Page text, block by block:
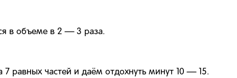
в объеме в 2 — 3 раза.
7 равных частей и даём отдохнуть минут 10 — 15.